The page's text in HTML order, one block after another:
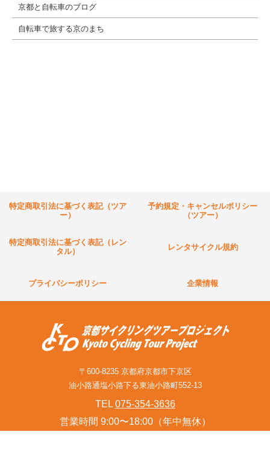
京都と自転車のブログ
自転車で旅する京のまち
特定商取引法に基づく表記（ツア
ー）
予約規定・キャンセルポリシー
（ツアー）
特定商取引法に基づく表記（レン
タル）
レンタサイクル規約
プライバシーポリシー 企業情報
〒600-8235 京都府京都市下京区
油小路通塩小路下る東油小路町552-13
TEL 075-354-3636
営業時間 9:00〜18:00（年中無休）